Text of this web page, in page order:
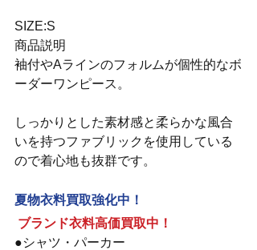
SIZE:S
商品説明
袖付やAラインのフォルムが個性的なボ
ーダーワンピース。
しっかりとした素材感と柔らかな風合
いを持つファブリックを使用している
ので着心地も抜群です。
夏物衣料買取強化中！
ブランド衣料高価買取中！
●シャツ・パーカー